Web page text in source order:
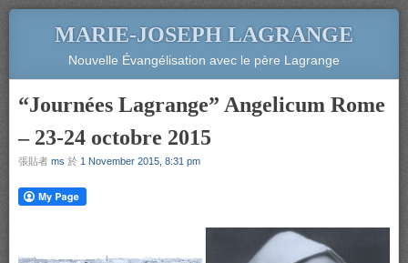
MARIE-JOSEPH LAGRANGE
Nouvelle Évangélisation avec le père Lagrange
“Journées Lagrange” Angelicum Rome
– 23-24 octobre 2015
張貼者 ms 於 1 November 2015, 8:31 pm